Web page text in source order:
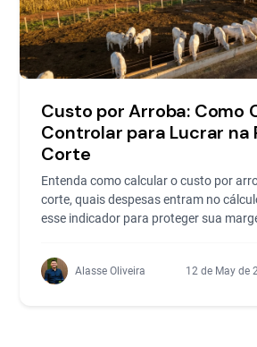
Custo por Arroba: Como
Controlar para Lucrar na
Corte
Entenda como calcular o custo por
corte, quais despesas entram no
esse indicador para proteger sua
Alasse Oliveira 12 de May de